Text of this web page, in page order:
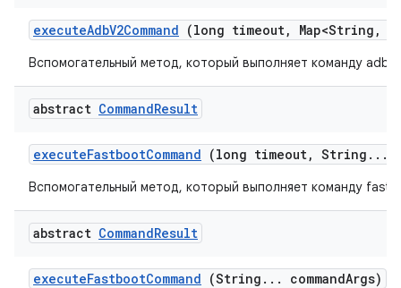
executeAdbV2Command (long timeout, Map<String ,
Вспомогательный метод, который выполняет команду adb
abstract CommandResult
executeFastbootCommand (long timeout, String . . .
Вспомогательный метод, который выполняет команду
abstract CommandResult
executeFastbootCommand (String . . . commandArgs)